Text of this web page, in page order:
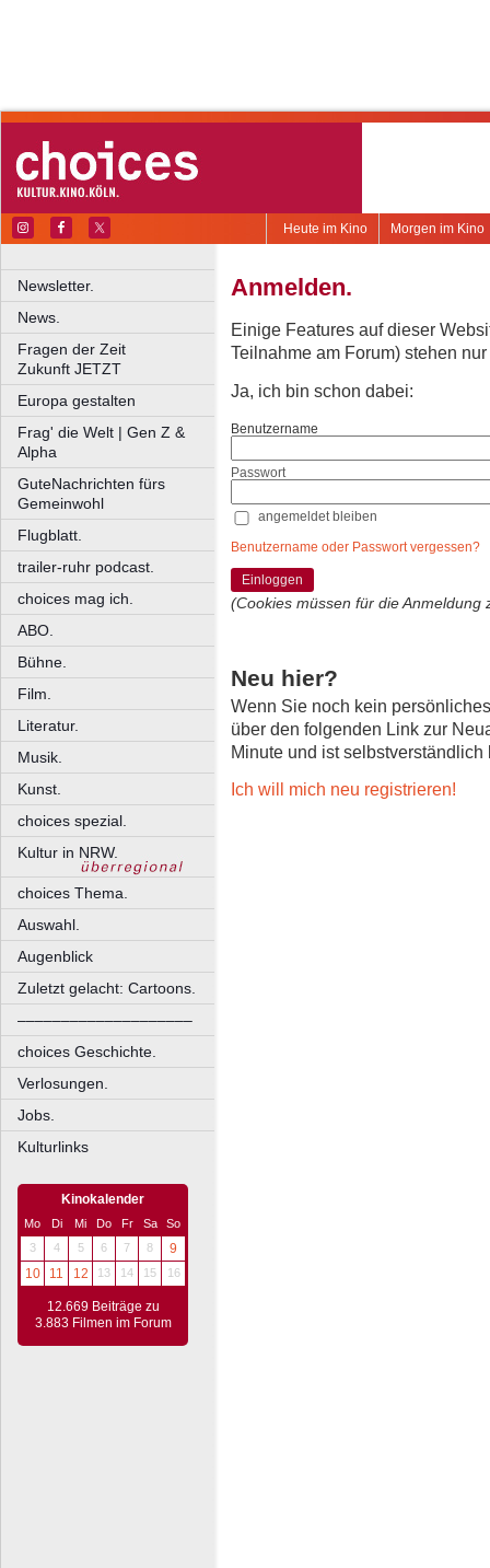
Morgen im Kino
Heute im Kino
Newsletter.
News.
Fragen der Zeit
Zukunft JETZT
Europa gestalten
Frag' die Welt | Gen Z &
Alpha
GuteNachrichten fürs
Gemeinwohl
Flugblatt.
trailer-ruhr podcast.
choices mag ich.
ABO.
Bühne.
Film.
Literatur.
Musik.
Kunst.
choices spezial.
Kultur in NRW.
choices Thema.
Auswahl.
Augenblick
Zuletzt gelacht: Cartoons.
––––––––––––––––––––
choices Geschichte.
Verlosungen.
Jobs.
Kulturlinks
Kinokalender
Mo Di Mi Do Fr Sa
So
3
4 5 6 7 8
9
10
11 12 13 14 15 16
12.669 Beiträge zu
3.883 Filmen im Forum
Anmelden.
Einige Features auf dieser
Teilnahme am Forum) stehen
Ja, ich bin schon dabei:
Benutzername
Passwort
angemeldet bleiben
Benutzername oder Passwort vergessen?
Einloggen
(Cookies müssen für die Anmeldung
Neu hier?
Wenn Sie noch kein
über den folgenden Link zur
Minute und ist selbstverständlich
Ich will mich neu registrieren!